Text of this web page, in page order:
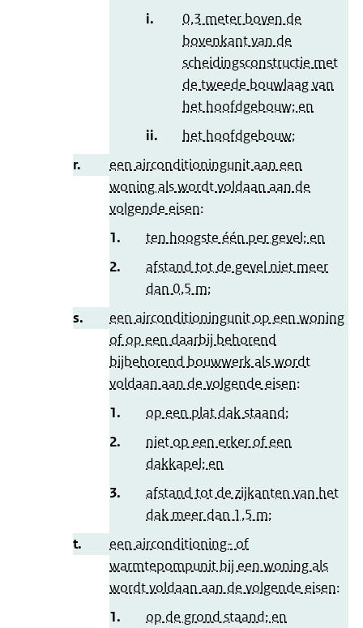
i.
0,3 meter boven de
bovenkant van de
scheidingsconstructie met
de tweede bouwlaag van
het hoofdgebouw; en
ii.
het hoofdgebouw;
r.
een airconditioningunit aan een
woning als wordt voldaan aan de
volgende eisen:
1.
ten hoogste één per gevel; en
2.
afstand tot de gevel niet meer
dan 0,5 m;
s.
een airconditioningunit op een woning
of op een daarbij behorend
bijbehorend bouwwerk als wordt
voldaan aan de volgende eisen:
1.
op een plat dak staand;
2.
niet op een erker of een
dakkapel; en
3.
afstand tot de zijkanten van het
dak meer dan 1,5 m;
t.
een airconditioning- of
warmtepompunit bij een woning als
wordt voldaan aan de volgende eisen:
1.
op de grond staand; en